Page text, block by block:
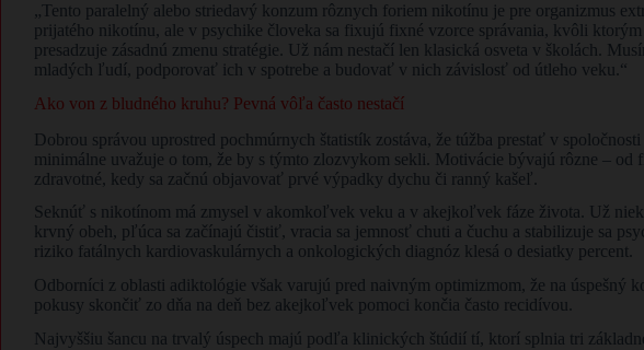
„Tento paralelný alebo striedavý konzum rôznych foriem nikotínu je pre organizmus
prijatého nikotínu, ale v psychike človeka sa fixujú fixné vzorce správania, kvôli
presadzuje zásadnú zmenu stratégie. Už nám nestačí len klasická osveta v školách.
mladých ľudí, podporovať ich v spotrebe a budovať v nich závislosť od útleho veku.“
Ako von z bludného kruhu? Pevná vôľa často nestačí
Dobrou správou uprostred pochmúrnych štatistík zostáva, že túžba prestať v
minimálne uvažuje o tom, že by s týmto zlozvykom sekli. Motivácie bývajú rôzne –
zdravotné, kedy sa začnú objavovať prvé výpadky dychu či ranný kašeľ.
Seknúť s nikotínom má zmysel v akomkoľvek veku a v akejkoľvek fáze života. Už
krvný obeh, pľúca sa začínajú čistiť, vracia sa jemnosť chuti a čuchu a stabilizuje sa
riziko fatálnych kardiovaskulárnych a onkologických diagnóz klesá o desiatky percent.
Odborníci z oblasti adiktológie však varujú pred naivným optimizmom, že na
pokusy skončiť zo dňa na deň bez akejkoľvek pomoci končia často recidívou.
Najvyššiu šancu na trvalý úspech majú podľa klinických štúdií tí, ktorí splnia tri